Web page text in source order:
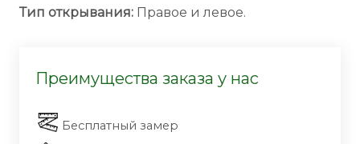
Тип открывания: Правое и левое.
Преимущества заказа у нас
Бесплатный замер